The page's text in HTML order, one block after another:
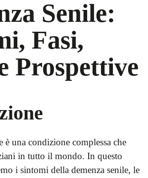
Senile:
Fasi,
Prospettive
è una condizione complessa che
in tutto il mondo. In questo
i sintomi della demenza senile, le